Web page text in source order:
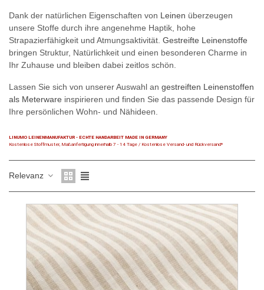
Dank der natürlichen Eigenschaften von Leinen überzeugen
unsere Stoffe durch ihre angenehme Haptik, hohe
Strapazierfähigkeit und Atmungsaktivität. Gestreifte Leinenstoffe
bringen Struktur, Natürlichkeit und einen besonderen Charme in
Ihr Zuhause und bleiben dabei zeitlos schön.
Lassen Sie sich von unserer Auswahl an gestreiften Leinenstoffen
als Meterware inspirieren und finden Sie das passende Design für
Ihre persönlichen Wohn- und Nähideen.
LINUMO LEINENMANUFAKTUR - ECHTE HANDARBEIT MADE IN GERMANY
Kostenlose Stoffmuster, Maßanfertigung innerhalb 7 - 14 Tage / Kostenlose Versand- und Rückversand*
Relevanz